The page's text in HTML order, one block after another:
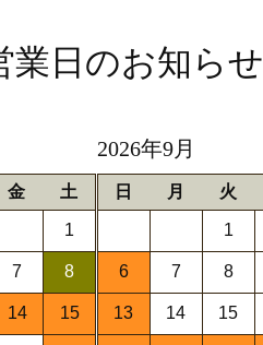
日 のお知らせ
金 土
1
7 8
14 15
2026年9月
日 月 火
1
6 7 8
13 14 15